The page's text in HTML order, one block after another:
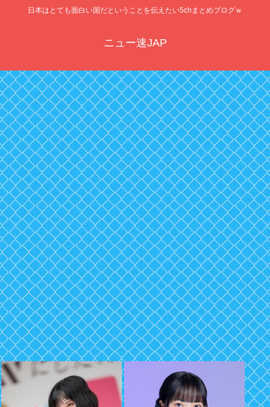
日本はとても面白い国だということを伝えたい5chまとめブログｗ
ニュー速JAP